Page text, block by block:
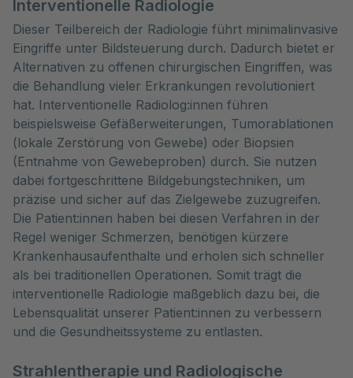
Interventionelle Radiologie
Dieser Teilbereich der Radiologie führt minimalinvasive
Eingriffe unter Bildsteuerung durch. Dadurch bietet er
Alternativen zu offenen chirurgischen Eingriffen, was
die Behandlung vieler Erkrankungen revolutioniert
hat. Interventionelle Radiolog:innen führen
beispielsweise Gefäßerweiterungen, Tumorablationen
(lokale Zerstörung von Gewebe) oder Biopsien
(Entnahme von Gewebeproben) durch. Sie nutzen
dabei fortgeschrittene Bildgebungstechniken, um
präzise und sicher auf das Zielgewebe zuzugreifen.
Die Patient:innen haben bei diesen Verfahren in der
Regel weniger Schmerzen, benötigen kürzere
Krankenhausaufenthalte und erholen sich schneller
als bei traditionellen Operationen. Somit trägt die
interventionelle Radiologie maßgeblich dazu bei, die
Lebensqualität unserer Patient:innen zu verbessern
und die Gesundheitssysteme zu entlasten.
Strahlentherapie und Radiologische